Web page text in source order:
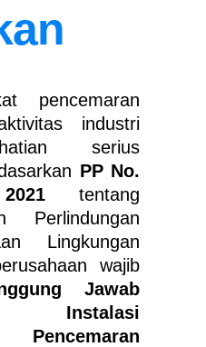
pencemaran
industri
serius
PP No.
tentang
Perlindungan
Lingkungan
wajib
Jawab
Instalasi
Pencemaran